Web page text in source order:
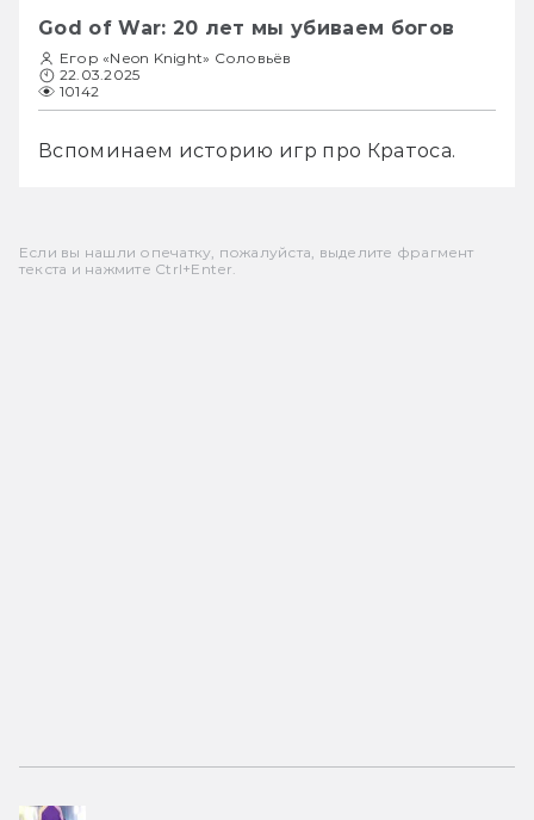
God of War: 20 лет мы убиваем богов
Егор «Neon Knight» Соловьёв
22.03.2025
10142
Вспоминаем историю игр про Кратоса.
Если вы нашли опечатку, пожалуйста, выделите фрагмент
текста и нажмите Ctrl+Enter.